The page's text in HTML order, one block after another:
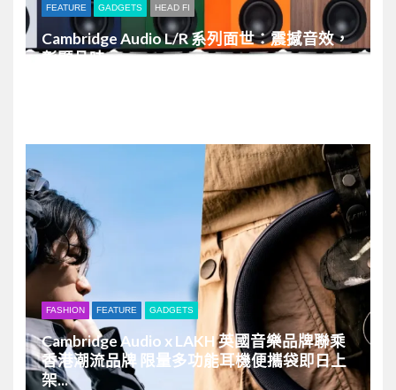
FEATURE GADGETS HEAD FI
Cambridge Audio L/R 系列面世：震撼音效，
彰顯品味...
FASHION FEATURE GADGETS
Cambridge Audio x LAKH 英國音樂品牌聯乘
香港潮流品牌 限量多功能耳機便攜袋即日上
架...